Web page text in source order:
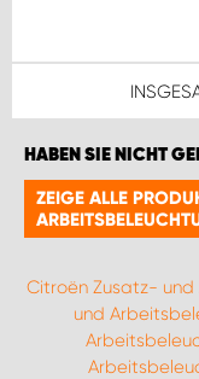
HABEN SIE NICHT
ZEIGE ALLE
Citroën Zusatz- und
und